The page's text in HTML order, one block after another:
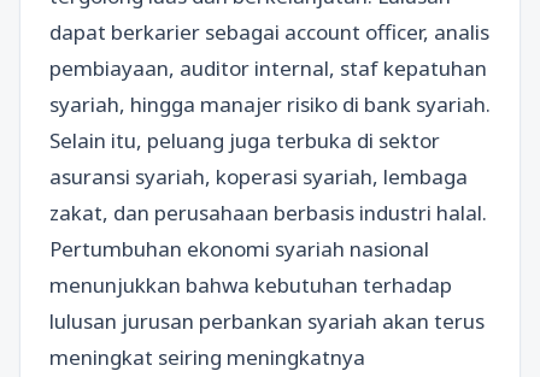
dapat berkarier sebagai account officer, analis
pembiayaan, auditor internal, staf kepatuhan
syariah, hingga manajer risiko di bank syariah.
Selain itu, peluang juga terbuka di sektor
asuransi syariah, koperasi syariah, lembaga
zakat, dan perusahaan berbasis industri halal.
Pertumbuhan ekonomi syariah nasional
menunjukkan bahwa kebutuhan terhadap
lulusan jurusan perbankan syariah akan terus
meningkat seiring meningkatnya